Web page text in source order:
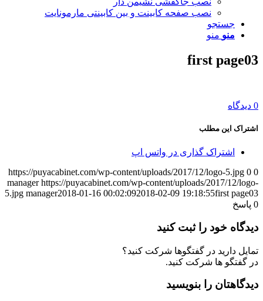
نصب صفحه کابینت و بین کابینتی مارمونایت
جستجو
منو منو
first page03
0 دیدگاه
اشتراک این مطلب
اشتراک گذاری در واتس اپ
https://puyacabinet.com/wp-content/uploads/2017/12/logo-5.jpg 0 0
manager https://puyacabinet.com/wp-content/uploads/2017/12/logo-
5.jpg manager2018-01-16 00:02:092018-02-09 19:18:55first page03
0 پاسخ
دیدگاه خود را ثبت کنید
تمایل دارید در گفتگوها شرکت کنید؟
در گفتگو ها شرکت کنید.
دیدگاهتان را بنویسید